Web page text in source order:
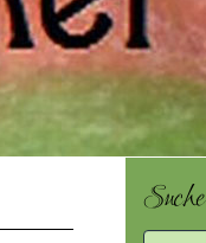
Suche